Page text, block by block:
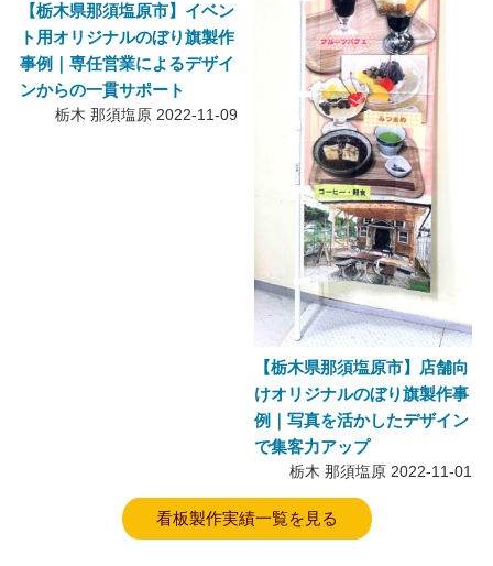
【栃木県那須塩原市】イベン
ト用オリジナルのぼり旗製作
事例｜専任営業によるデザイ
ンからの一貫サポート
栃木 那須塩原 2022-11-09
【栃木県那須塩原市】店舗向
けオリジナルのぼり旗製作事
例｜写真を活かしたデザイン
で集客力アップ
栃木 那須塩原 2022-11-01
看板製作実績一覧を見る